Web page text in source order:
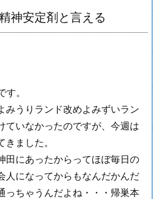
神安定剤と言える
。
みうりランド改めよみずいラン
ていなかったのですが、今週は
ました。
田にあったからってほぼ毎日の
人になってからもなんだかんだ
っちゃうんだよね・・・帰巣本